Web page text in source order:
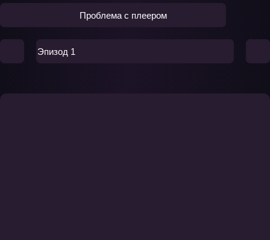
Проблема с плеером
Эпизод 1